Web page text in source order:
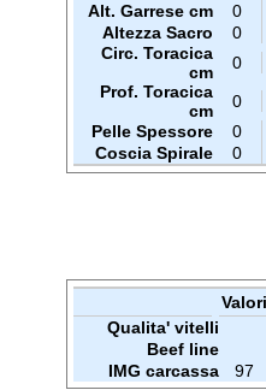
Alt. Garrese cm
0
Altezza Sacro
0
Circ. Toracica
cm
0
Prof. Toracica
cm
0
Pelle Spessore
0
Coscia Spirale
0
Valori
Qualita' vitelli
Beef line
IMG carcassa
97